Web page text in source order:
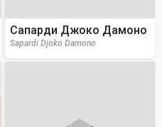
Сапарди Джоко Дамоно
Sapardi Djoko Damono